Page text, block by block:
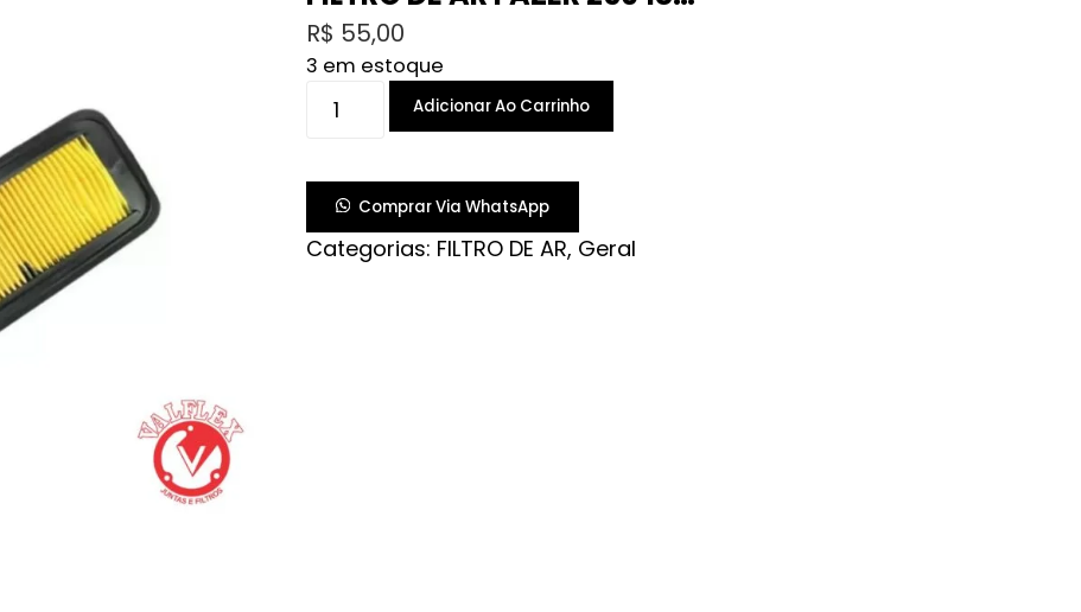
R$ 55,00
3 em estoque
FILTRO
FAZER
18...
Adicionar Ao Carrinho
Comprar Via WhatsApp
Categorias: FILTRO DE AR, Geral